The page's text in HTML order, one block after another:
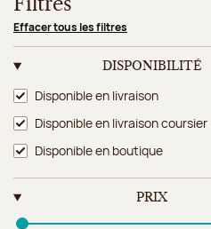
Filtres
Effacer tous les filtres
DISPONIBILITÉ
Disponibilité
Disponible en livraison
Disponible en livraison coursier
Disponible en boutique
PRIX